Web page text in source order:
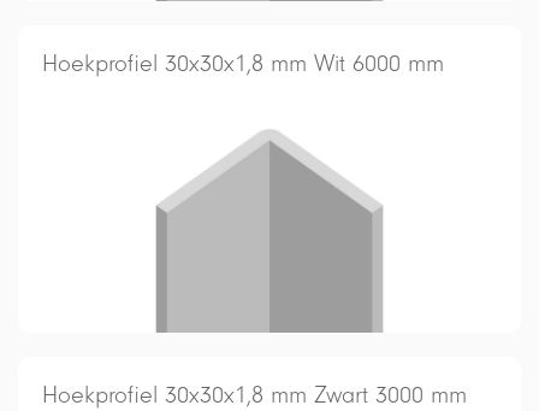
Hoekprofiel 30x30x1,8 mm Wit 6000 mm
Hoekprofiel 30x30x1,8 mm Zwart 3000 mm